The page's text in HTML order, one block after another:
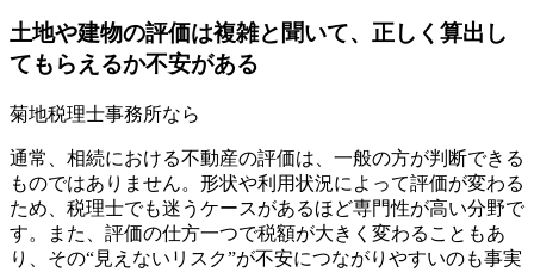
土地や建物の評価は複雑と聞いて、正しく算出し
てもらえるか不安がある
菊地税理士事務所なら
通常、相続における不動産の評価は、一般の方が判断できる
ものではありません。形状や利用状況によって評価が変わる
ため、税理士でも迷うケースがあるほど専門性が高い分野で
す。また、評価の仕方一つで税額が大きく変わることもあ
り、その“見えないリスク”が不安につながりやすいのも事実